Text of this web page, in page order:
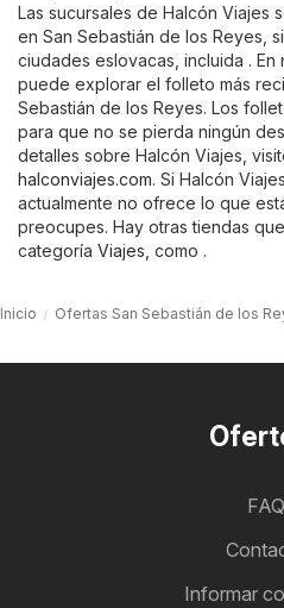
Las sucursales de Halcón Viajes
en San Sebastián de los Reyes,
ciudades eslovacas, incluida .
puede explorar el folleto más
Sebastián de los Reyes. Los
para que no se pierda ningún
detalles sobre Halcón Viajes,
halconviajes.com. Si Halcón
actualmente no ofrece lo que
preocupes. Hay otras tiendas
categoría Viajes , como .
Inicio Ofertas San Sebastián de los
FAQ
Informar